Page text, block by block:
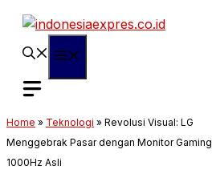
Langsung
Home » Teknologi » Revolusi Visual: LG
Menggebrak Pasar dengan Monitor Gaming
1000Hz Asli